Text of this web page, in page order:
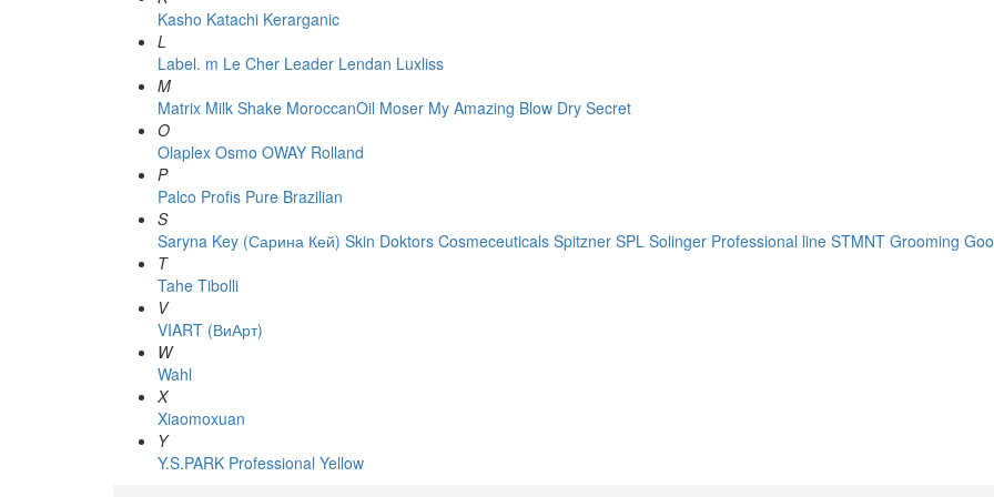
Kasho Katachi Kerarganic
L
Label. m Le Cher Leader Lendan Luxliss
M
Matrix Milk Shake MoroccanOil Moser My Amazing Blow Dry Secret
O
Olaplex Osmo OWAY Rolland
P
Palco Profis Pure Brazilian
S
Saryna Key (Сарина Кей) Skin Doktors Cosmeceuticals Spitzner SPL Solinger Professional line STMNT Grooming
T
Tahe Tibolli
V
VIART (ВиАрт)
W
Wahl
X
Xiaomoxuan
Y
Y.S.PARK Professional Yellow